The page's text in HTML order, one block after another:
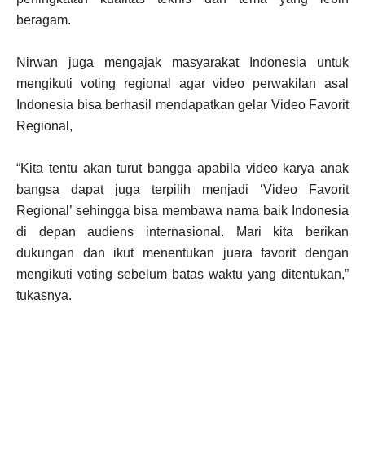
beragam.
Nirwan juga mengajak masyarakat Indonesia untuk
mengikuti voting regional agar video perwakilan asal
Indonesia bisa berhasil mendapatkan gelar Video Favorit
Regional,
“Kita tentu akan turut bangga apabila video karya anak
bangsa dapat juga terpilih menjadi ‘Video Favorit
Regional’ sehingga bisa membawa nama baik Indonesia
di depan audiens internasional. Mari kita berikan
dukungan dan ikut menentukan juara favorit dengan
mengikuti voting sebelum batas waktu yang ditentukan,”
tukasnya.